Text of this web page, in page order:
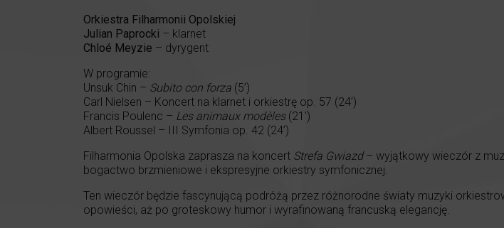
Orkiestra Filharmonii Opolskiej
Julian Paprocki – klarnet
Chloé Meyzie – dyrygent
W programie:
Unsuk Chin – Subito con forza (5’)
Carl Nielsen – Koncert na klarnet i orkiestrę op. 57 (24’)
Francis Poulenc – Les animaux modèles(21’)
Albert Roussel – III Symfonia op. 42 (24’)
Filharmonia Opolska zaprasza na koncert Strefa Gwiazd– wyjątkowy wieczór z
bogactwo brzmieniowe i ekspresyjne orkiestry symfonicznej.
Ten wieczór będzie fascynującą podróżą przez różnorodne światy muzyki
opowieści, aż po groteskowy humor i wyrafinowaną francuską elegancję.